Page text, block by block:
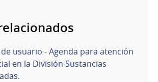
usuario - Agenda para atención
en la División Sustancias